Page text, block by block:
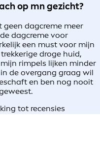
op mn gezicht?
geen dagcreme meer
dagcreme voor
een must voor mijn
droge huid,
rimpels lijken minder
de overgang graag wil
en ben nog nooit
tot recensies